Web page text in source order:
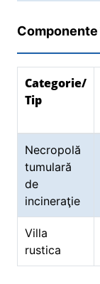
Categorie/
Tip
Necropolă
tumulară
de
incineraţie
Villa
rustica